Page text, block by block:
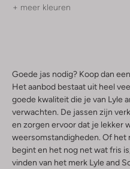
+ meer kleuren
Goede jas nodig? Koop dan
Het aanbod bestaat uit heel
goede kwaliteit die je van Lyle
verwachten. De jassen zijn
en zorgen ervoor dat je lekker
weersomstandigheden. Of het
begint en het nog net wat fris
vinden van het merk Lyle and